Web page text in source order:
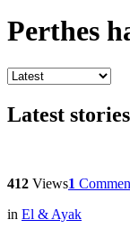
Perthes
Latest stories
412 Views1
in El & Ayak